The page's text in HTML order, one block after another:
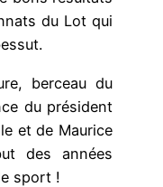
du Lot qui
berceau du
du président
et de Maurice
des années
sport !